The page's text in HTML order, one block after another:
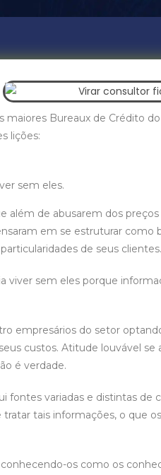
Bureaux de Crédito do
lições:
sem eles.
de abusarem dos preços
em se estruturar como
de seus
sem eles porque
do setor
custos. Atitude louvável
é verdade.
variadas e distintas de
tratar tais informações, o que
os como os